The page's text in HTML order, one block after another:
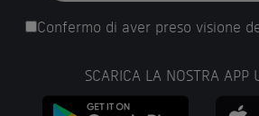
Confermo di aver preso visione
SCARICA LA NOSTRA APP